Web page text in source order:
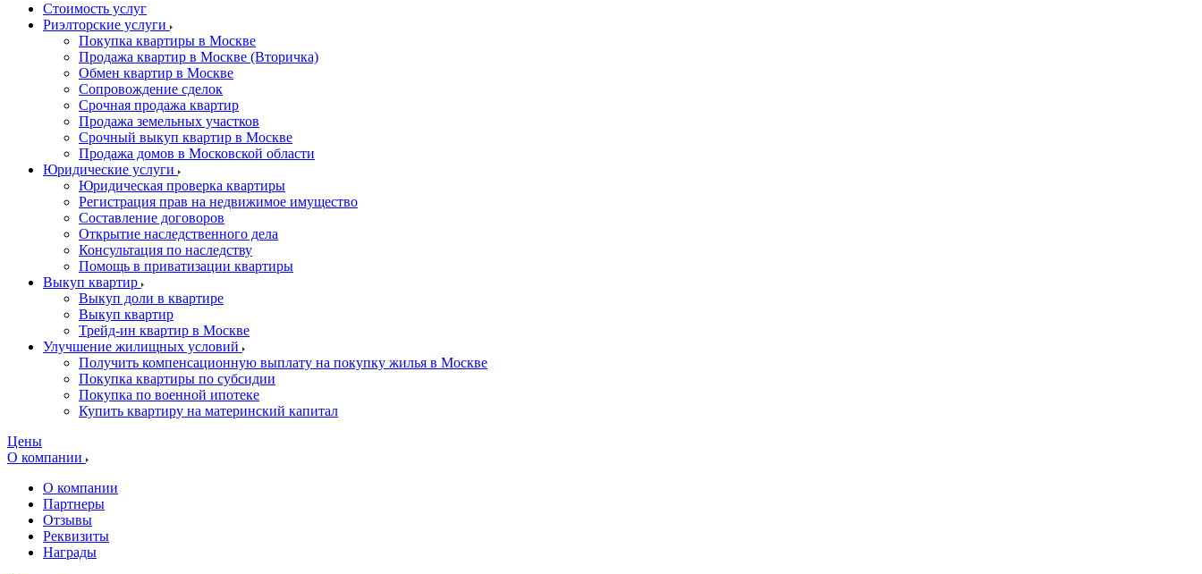
Стоимость услуг
Риэлторские услуги
Покупка квартиры в Москве
Продажа квартир в Москве (Вторичка)
Обмен квартир в Москве
Сопровождение сделок
Срочная продажа квартир
Продажа земельных участков
Срочный выкуп квартир в Москве
Продажа домов в Московской области
Юридические услуги
Юридическая проверка квартиры
Регистрация прав на недвижимое имущество
Составление договоров
Открытие наследственного дела
Консультация по наследству
Помощь в приватизации квартиры
Выкуп квартир
Выкуп доли в квартире
Выкуп квартир
Трейд-ин квартир в Москве
Улучшение жилищных условий
Получить компенсационную выплату на покупку жилья в Москве
Покупка квартиры по субсидии
Покупка по военной ипотеке
Купить квартиру на материнский капитал
Цены
О компании
О компании
Партнеры
Отзывы
Реквизиты
Награды